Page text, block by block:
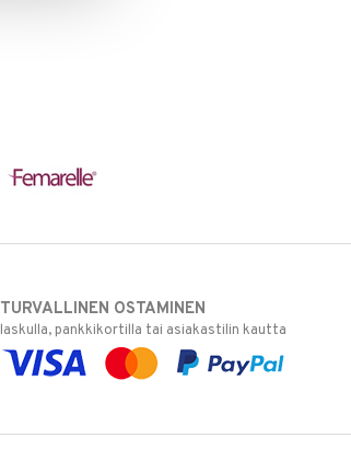
TURVALLINEN OSTAMINEN
laskulla, pankkikortilla tai asiakastilin kautta